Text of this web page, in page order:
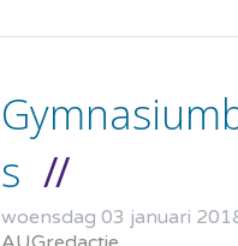
s
woensdag 03 januari